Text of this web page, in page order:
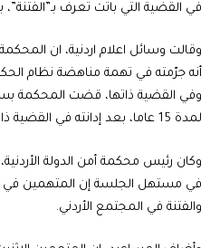
في القضية التي باتت تعرف
وقالت وسائل اعلام اردنية، ان
أنه جرّمته في تهمة مناهضة نظام
وفي القضية ذاتها، قضت المحكمة
لمدة 15 عاما، بعد إدانته في القضية ذاتها.
وكان رئيس محكمة أمن الدولة
في مستهل الجلسة إن المتهمين في
والفتنة في المجتمع الأردني.